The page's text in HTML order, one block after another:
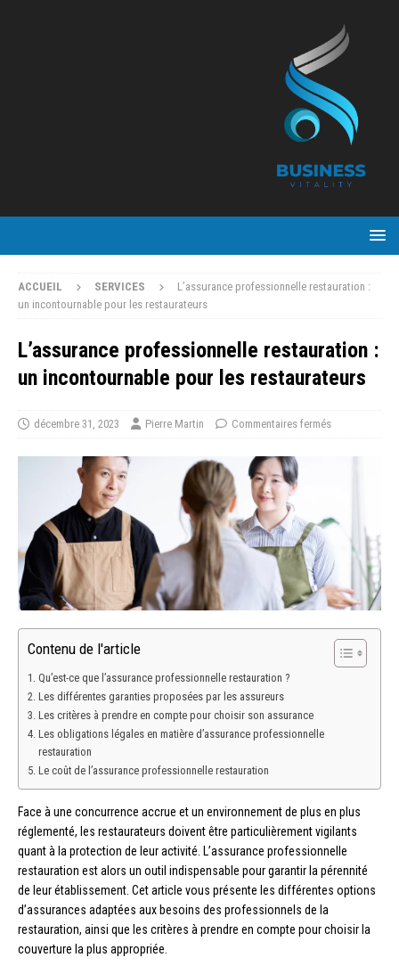
ACCUEIL SERVICES
L’assurance professionnelle restauration :
un incontournable pour les restaurateurs
L’assurance professionnelle restauration :
un incontournable pour les restaurateurs
décembre 31, 2023 Pierre Martin Commentaires fermés
Contenu de l'article
Qu’est-ce que l’assurance professionnelle restauration ?
Les différentes garanties proposées par les assureurs
Les critères à prendre en compte pour choisir son assurance
Les obligations légales en matière d’assurance professionnelle
restauration
Le coût de l’assurance professionnelle restauration
Face à une concurrence accrue et un environnement de plus en plus
réglementé, les restaurateurs doivent être particulièrement vigilants
quant à la protection de leur activité. L’assurance professionnelle
restauration est alors un outil indispensable pour garantir la pérennité
de leur établissement. Cet article vous présente les différentes options
d’assurances adaptées aux besoins des professionnels de la
restauration, ainsi que les critères à prendre en compte pour choisir la
couverture la plus appropriée.